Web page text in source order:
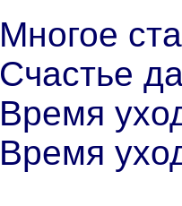
Многое
Счастье
Время
Время